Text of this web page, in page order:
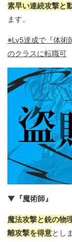
素早い連続攻撃と
ます。
※Lv5達成で『体術
のクラスに転職可
▼『魔術師』
魔法攻撃と銃の物
離攻撃を得意とし